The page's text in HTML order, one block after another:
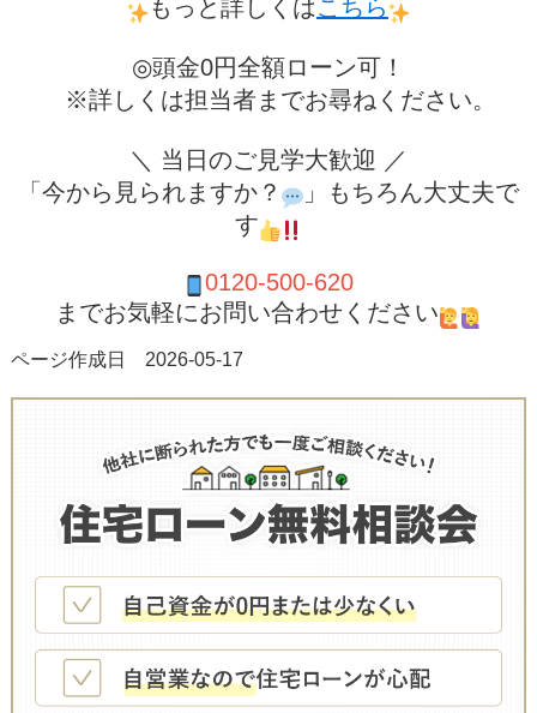
もっと詳しくはこちら
◎頭金0円全額ローン可！
※詳しくは担当者までお尋ねください。
＼ 当日のご見学大歓迎 ／
「今から見られますか？
」もちろん大丈夫で
す
0120-500-620
までお気軽にお問い合わせください
ページ作成日 2026-05-17